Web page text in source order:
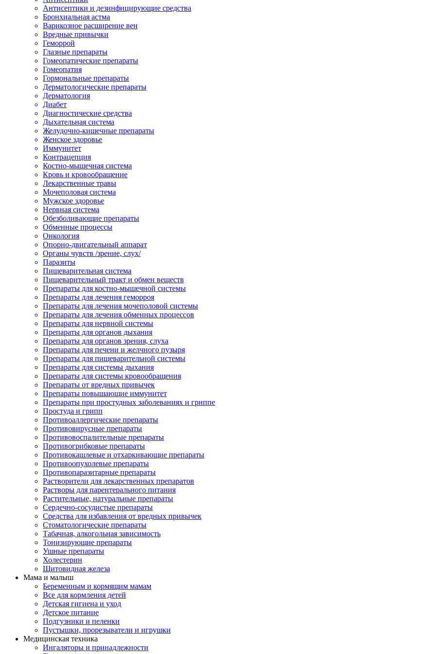
Антисептики и дезинфицирующие средства
Бронхиальная астма
Варикозное расширение вен
Вредные привычки
Геморрой
Глазные препараты
Гомеопатические препараты
Гомеопатия
Гормональные препараты
Дерматологические препараты
Дерматология
Диабет
Диагностические средства
Дыхательная система
Желудочно-кишечные препараты
Женское здоровье
Иммунитет
Контрацепция
Костно-мышечная система
Кровь и кровообращение
Лекарственные травы
Мочеполовая система
Мужское здоровье
Нервная система
Обезболивающие препараты
Обменные процессы
Онкология
Опорно-двигательный аппарат
Органы чувств /зрение, слух/
Паразиты
Пищеварительная система
Пищеварительный тракт и обмен веществ
Препараты для костно-мышечной системы
Препараты для лечения геморроя
Препараты для лечения мочеполовой системы
Препараты для лечения обменных процессов
Препараты для нервной системы
Препараты для органов дыхания
Препараты для органов зрения, слуха
Препараты для печени и желчного пузыря
Препараты для пищеварительной системы
Препараты для системы дыхания
Препараты для системы кровообращения
Препараты от вредных привычек
Препараты повышающие иммунитет
Препараты при простудных заболеваниях и гриппе
Простуда и грипп
Противоаллергические препараты
Противовирусные препараты
Противовоспалительные препараты
Противогрибковые препараты
Противокашлевые и отхаркивающие препараты
Противоопухолевые препараты
Противопаразитарные препараты
Растворители для лекарственных препаратов
Растворы для парентерального питания
Растительные, натуральные препараты
Сердечно-сосудистые препараты
Средства для избавления от вредных привычек
Стоматологические препараты
Табачная, алкогольная зависимость
Тонизирующие препараты
Ушные препараты
Холестерин
Щитовидная железа
Мама и малыш
Беременным и кормящим мамам
Все для кормления детей
Детская гигиена и уход
Детское питание
Подгузники и пеленки
Пустышки, прорезыватели и игрушки
Медицинская техника
Ингаляторы и принадлежности